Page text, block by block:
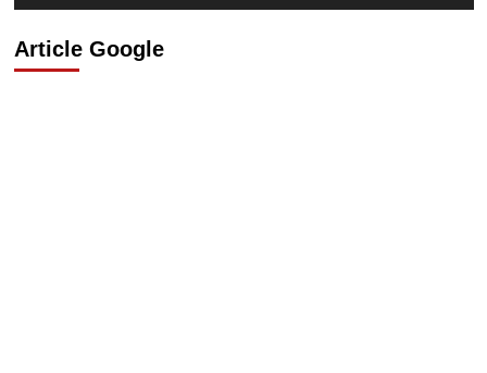
Article Google